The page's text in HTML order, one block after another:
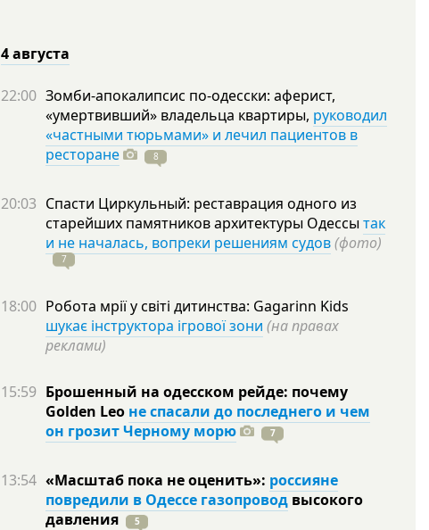
4 августа
22:00 Зомби-апокалипсис по-одесски: аферист,
«умертвивший» владельца квартиры, руководил
«частными тюрьмами» и лечил пациентов в
ресторане
8
20:03 Спасти Циркульный: реставрация одного из
старейших памятников архитектуры Одессы так
и не началась, вопреки решениям судов(фото)
7
18:00 Робота мрії у світі дитинства: Gagarinn Kids
шукає інструктора ігрової зони (на правах
реклами)
15:59 Брошенный на одесском рейде: почему
Golden Leo не спасали до последнего и чем
он грозит Черному морю
7
13:54 «Масштаб пока не оценить»: россияне
повредили в Одессе газопровод высокого
давления
5